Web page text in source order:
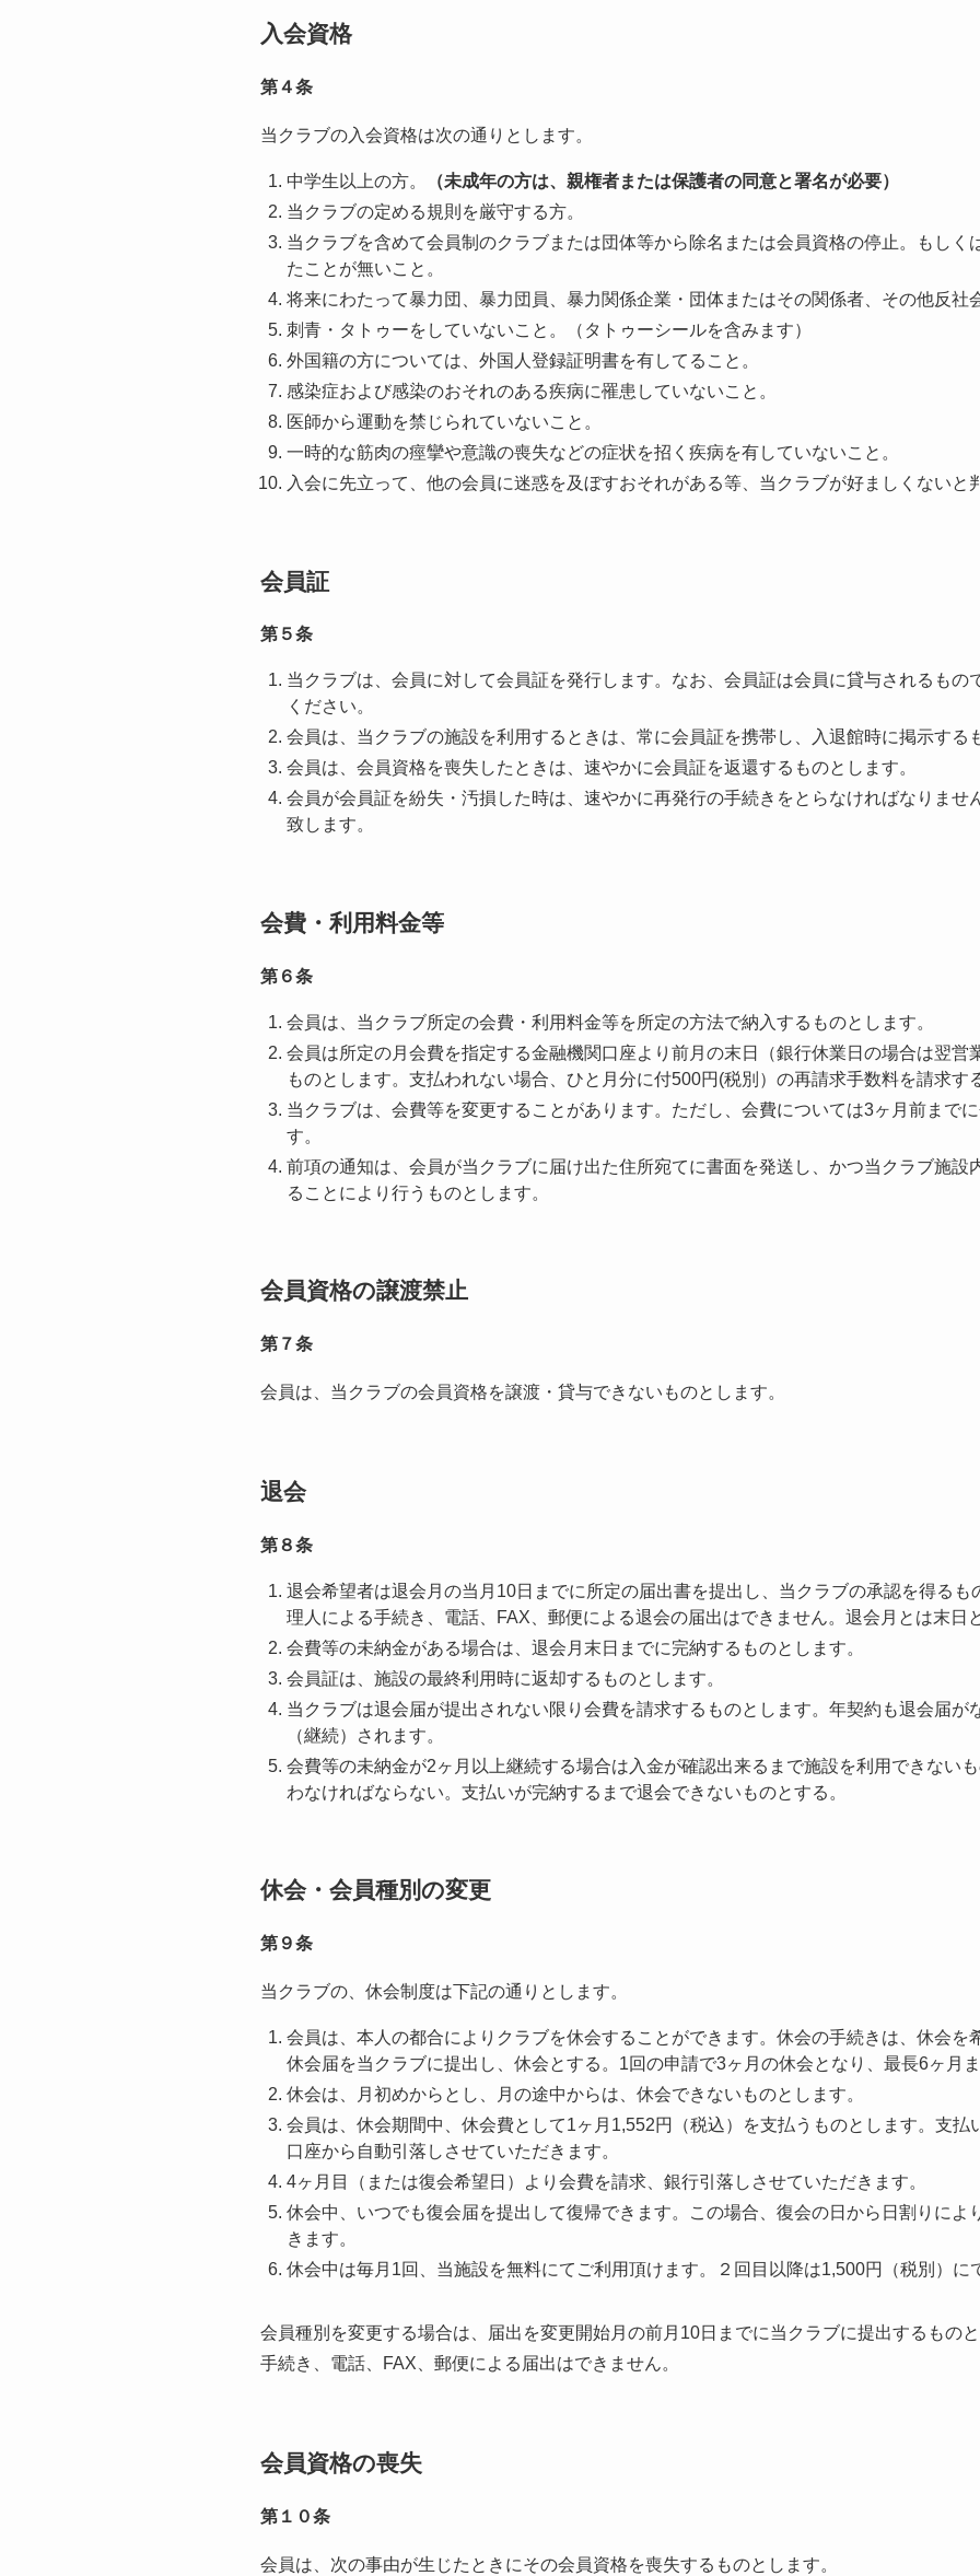
入会資格
第４条
当クラブの入会資格は次の通りとします。
中学生以上の方。
（未成年の方は、親権者または保護者の同意と署名が必要）
当クラブの定める規則を厳守する方。
当クラブを含めて会員制のクラブまたは団体等から除名または会員資格の停止。もしく
たことが無いこと。
将来にわたって暴力団、暴力団員、暴力関係企業・団体またはその関係者、その他反社
刺青・タトゥーをしていないこと。（タトゥーシールを含みます）
外国籍の方については、外国人登録証明書を有してること。
感染症および感染のおそれのある疾病に罹患していないこと。
医師から運動を禁じられていないこと。
一時的な筋肉の痙攣や意識の喪失などの症状を招く疾病を有していないこと。
入会に先立って、他の会員に迷惑を及ぼすおそれがある等、当クラブが好ましくないと
会員証
第５条
当クラブは、会員に対して会員証を発行します。なお、会員証は会員に貸与されるもの
ください。
会員は、当クラブの施設を利用するときは、常に会員証を携帯し、入退館時に掲示する
会員は、会員資格を喪失したときは、速やかに会員証を返還するものとします。
会員が会員証を紛失・汚損した時は、速やかに再発行の手続きをとらなければなりませ
致します。
会費・利用料金等
第６条
会員は、当クラブ所定の会費・利用料金等を所定の方法で納入するものとします。
会員は所定の月会費を指定する金融機関口座より前月の末日（銀行休業日の場合は翌営
ものとします。支払われない場合、ひと月分に付500円(税別）の再請求手数料を請求す
当クラブは、会費等を変更することがあります。ただし、会費については3ヶ月前まで
す。
前項の通知は、会員が当クラブに届け出た住所宛てに書面を発送し、かつ当クラブ施設
ることにより行うものとします。
会員資格の譲渡禁止
第７条
会員は、当クラブの会員資格を譲渡・貸与できないものとします。
退会
第８条
退会希望者は退会月の当月10日までに所定の届出書を提出し、当クラブの承認を得るも
理人による手続き、電話、FAX、郵便による退会の届出はできません。退会月とは末日
会費等の未納金がある場合は、退会月末日までに完納するものとします。
会員証は、施設の最終利用時に返却するものとします。
当クラブは退会届が提出されない限り会費を請求するものとします。年契約も退会届が
（継続）されます。
会費等の未納金が2ヶ月以上継続する場合は入金が確認出来るまで施設を利用できない
わなければならない。支払いが完納するまで退会できないものとする。
休会・会員種別の変更
第９条
当クラブの、休会制度は下記の通りとします。
会員は、本人の都合によりクラブを休会することができます。休会の手続きは、休会を
休会届を当クラブに提出し、休会とする。1回の申請で3ヶ月の休会となり、最長6ヶ月
休会は、月初めからとし、月の途中からは、休会できないものとします。
会員は、休会期間中、休会費として1ヶ月1,552円（税込）を支払うものとします。支払
口座から自動引落しさせていただきます。
4ヶ月目（または復会希望日）より会費を請求、銀行引落しさせていただきます。
休会中、いつでも復会届を提出して復帰できます。この場合、復会の日から日割りによ
きます。
休会中は毎月1回、当施設を無料にてご利用頂けます。２回目以降は1,500円（税別）に
会員種別を変更する場合は、届出を変更開始月の前月10日までに当クラブに提出するもの
手続き、電話、FAX、郵便による届出はできません。
会員資格の喪失
第１０条
会員は、次の事由が生じたときにその会員資格を喪失するものとします。